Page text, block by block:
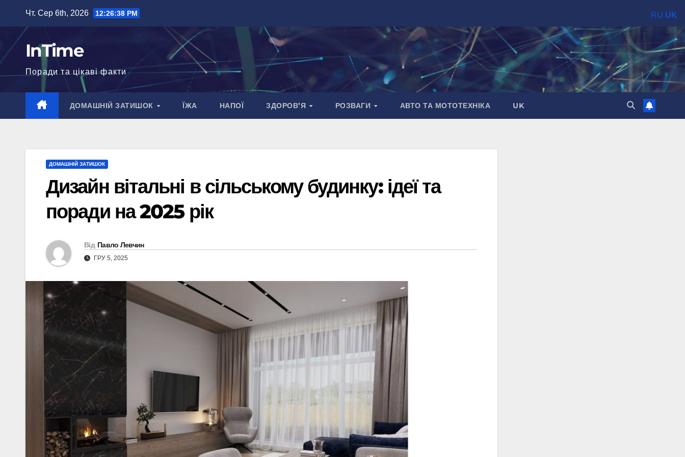
вмісту
Чт. Сер 6th, 2026 12:26:39 PM
InTime
Поради та цікаві факти
ДОМАШНІЙ ЗАТИШОК ЇЖА НАПОЇ ЗДОРОВ’Я РОЗВАГИ АВТО ТА МОТОТЕХНІКА UK
ДОМАШНІЙ ЗАТИШОК
Дизайн вітальні в сільському будинку: ідеї та
поради на 2025 рік
Від Павло Левчин
ГРУ 5, 2025
RU UK